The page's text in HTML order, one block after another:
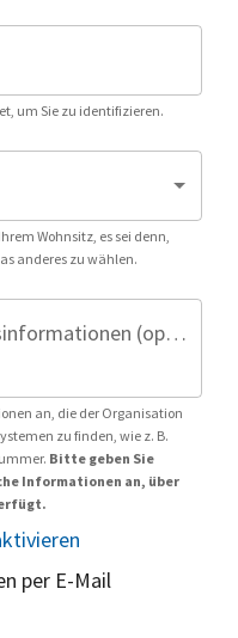
um Sie zu identifizieren.
Wohnsitz, es sei denn,
anderes zu wählen.
Zusätzliche Identifizierungsinformationen (optional)
an, die der Organisation
zu finden, wie z. B.
Bitte geben Sie
Informationen an, über
per E-Mail